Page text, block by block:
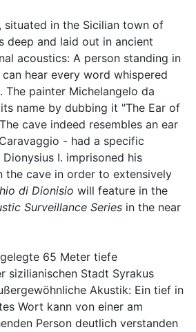
situated in the Sicilian town of
deep and laid out in ancient
acoustics: A person standing in
hear every word whispered
The painter Michelangelo da
name by dubbing it "The Ear of
cave indeed resembles an ear
- had a specific
I. imprisoned his
the cave in order to extensively
di Dionisio will feature in the
Surveillance Series in the near
65 Meter tiefe
sizilianischen Stadt Syrakus
Akustik: Ein tief in
Wort kann von einer am
Person deutlich verstanden